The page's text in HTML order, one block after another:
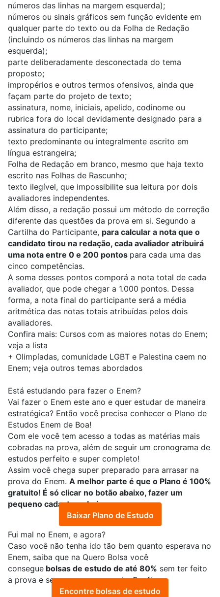
números das linhas na margem esquerda);
números ou sinais gráficos sem função evidente em
qualquer parte do texto ou da Folha de Redação
(incluindo os números das linhas na margem
esquerda);
parte deliberadamente desconectada do tema
proposto;
impropérios e outros termos ofensivos, ainda que
façam parte do projeto de texto;
assinatura, nome, iniciais, apelido, codinome ou
rubrica fora do local devidamente designado para a
assinatura do participante;
texto predominante ou integralmente escrito em
língua estrangeira;
Folha de Redação em branco, mesmo que haja texto
escrito nas Folhas de Rascunho;
texto ilegível, que impossibilite sua leitura por dois
avaliadores independentes.
Além disso, a redação possui um método de correção
diferente das questões da prova em si. Segundo a
Cartilha do Participante, para calcular a nota que o
candidato tirou na redação, cada avaliador atribuirá
uma nota entre 0 e 200 pontos para cada uma das
cinco competências.
A soma desses pontos comporá a nota total de cada
avaliador, que pode chegar a 1.000 pontos. Dessa
forma, a nota final do participante será a média
aritmética das notas totais atribuídas pelos dois
avaliadores.
Confira mais: Cursos com as maiores notas do Enem;
veja a lista
+ Olimpíadas, comunidade LGBT e Palestina caem no
Enem; veja outros temas abordados
Está estudando para fazer o Enem?
Vai fazer o Enem este ano e quer estudar de maneira
estratégica? Então você precisa conhecer o Plano de
Estudos Enem de Boa!
Com ele você tem acesso a todas as matérias mais
cobradas na prova, além de seguir um cronograma de
estudos perfeito e super completo!
Assim você chega super preparado para arrasar na
prova do Enem. A melhor parte é que o Plano é 100%
gratuito! É só clicar no botão abaixo, fazer um
pequeno cadastro e baixar:
Baixar Plano de Estudo
Fui mal no Enem, e agora?
Caso você não tenha ido tão bem quanto esperava no
Enem, saiba que na Quero Bolsa você
consegue bolsas de estudo de até 80% sem ter feito
a prova e sem comprovar renda. Confira:
Encontre bolsas de estudo